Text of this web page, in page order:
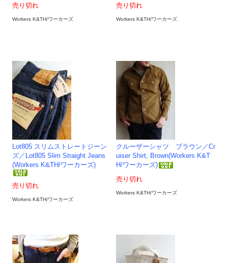
売り切れ
Workers K&TH/ワーカーズ
売り切れ
Workers K&TH/ワーカーズ
Lot805 スリムストレートジーン
ズ／Lot805 Slim Straight Jeans
(Workers K&TH/ワーカーズ)
売り切れ
Workers K&TH/ワーカーズ
クルーザーシャツ ブラウン／Cr
uiser Shirt, Brown(Workers K&T
H/ワーカーズ)
売り切れ
Workers K&TH/ワーカーズ